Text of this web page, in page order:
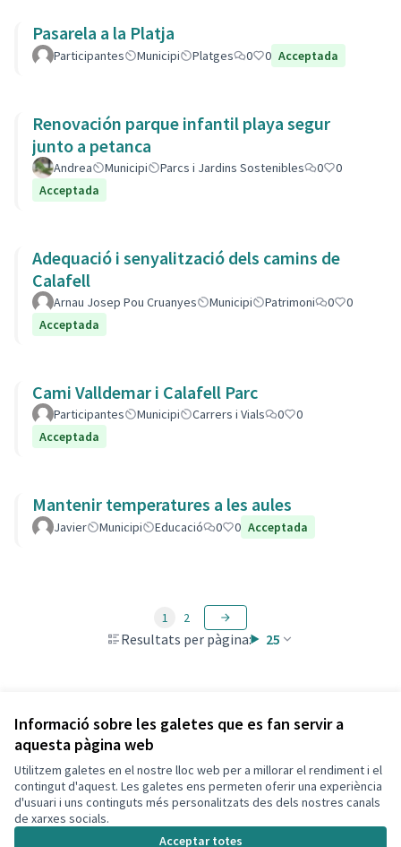
Informació sobre les galetes que es fan servir a
aquesta pàgina web
Utilitzem galetes en el nostre lloc web per a millorar el rendiment i el
contingut d'aquest. Les galetes ens permeten oferir una experiència
d'usuari i uns continguts més personalitzats des dels nostres canals
de xarxes socials.
Acceptar totes
Pasarela a la Platja
Participantes Municipi Platges 0 0 Acceptada
Renovación parque infantil playa segur
junto a petanca
Andrea Municipi Parcs i Jardins Sostenibles 0
0
Acceptada
Adequació i senyalització dels camins de
Calafell
Arnau Josep Pou Cruanyes Municipi Patrimoni 0
0
Acceptada
Cami Valldemar i Calafell Parc
Participantes Municipi Carrers i Vials 0
0
Acceptada
Mantenir temperatures a les aules
Javier Municipi Educació 0 0 Acceptada
Resultats per pàgina: 25
1 2
Veure totes les propostes retirades
Termes i condicions d'ús
Configuració de les galetes
Decidim Calafell a X
(Enllaç extern)
Decidim Calafell a Facebook
Decidim Calafell a YouTube
Decidim Calafell a GitHub
(Enllaç extern)